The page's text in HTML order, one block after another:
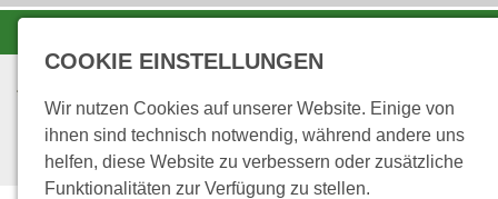
COOKIE EINSTELLUNGEN
Wir nutzen Cookies auf unserer Website. Einige von
ihnen sind technisch notwendig, während andere uns
helfen, diese Website zu verbessern oder zusätzliche
Funktionalitäten zur Verfügung zu stellen.